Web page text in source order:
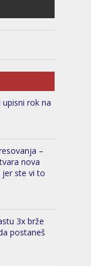
rok na
–
nova
ste vi to
3x brže
postaneš